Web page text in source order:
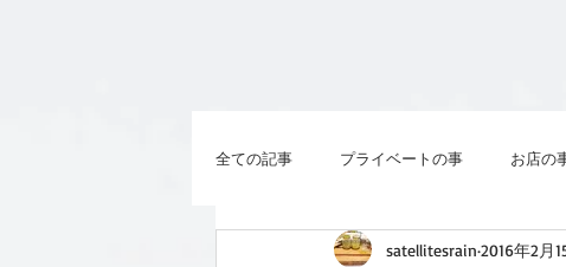
全ての記事 プライベートの事 お店の
satellitesrain 2016年2月